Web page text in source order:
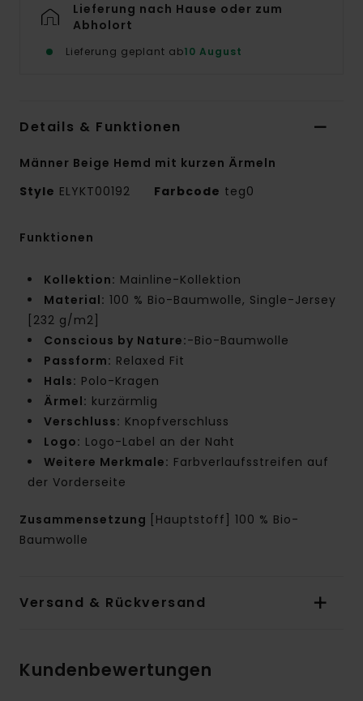
Lieferung nach Hause oder zum
Abholort
Lieferung geplant ab10 August
Details & Funktionen
Männer Beige Hemd mit kurzen Ärmeln
Style ELYKT00192 Farbcode teg0
Funktionen
Kollektion: Mainline-Kollektion
Material: 100 % Bio-Baumwolle, Single-Jersey
[232 g/m2]
Conscious by Nature:-Bio-Baumwolle
Passform: Relaxed Fit
Hals: Polo-Kragen
Ärmel: kurzärmlig
Verschluss: Knopfverschluss
Logo: Logo-Label an der Naht
Weitere Merkmale: Farbverlaufsstreifen auf
der Vorderseite
Zusammensetzung
[Hauptstoff] 100 % Bio-
Baumwolle
Versand & Rückversand
Kundenbewertungen